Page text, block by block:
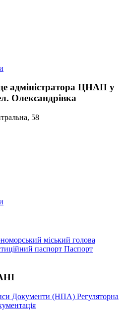
адміністратора ЦНАП у
Олександрівка
58
міський голова
паспорт Паспорт
Документи (НПА) Регуляторна